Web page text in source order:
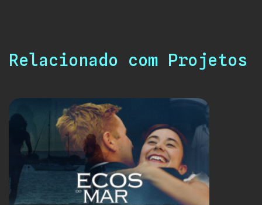
Relacionado com Projetos